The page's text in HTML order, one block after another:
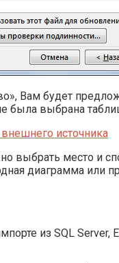
Вам будет
была выбрана
выбрать место и
диаграмма или
из SQL